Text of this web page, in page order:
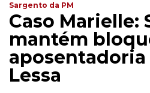
Sargento da PM
Caso Marielle:
mantém
Lessa